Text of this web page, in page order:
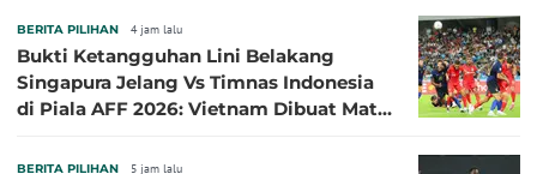
BERITA PILIHAN 4 jam lalu
Bukti Ketangguhan Lini Belakang
Singapura Jelang Vs Timnas Indonesia
di Piala AFF 2026: Vietnam Dibuat Mati
BERITA PILIHAN 5 jam lalu